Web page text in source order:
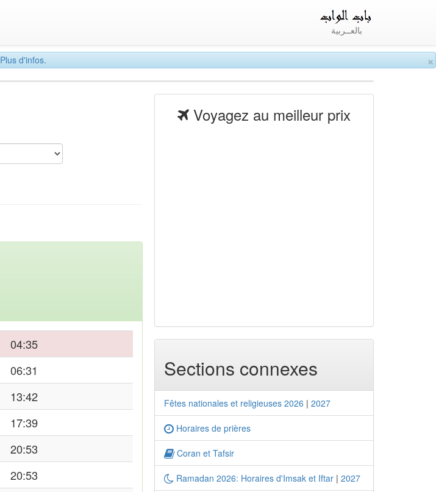
×
Plus d'infos.
بالعــربية
04:35
06:31
13:42
17:39
20:53
20:53
Voyagez au meilleur prix
Sections connexes
Fêtes nationales et religieuses 2026 | 2027
Horaires de prières
Coran et Tafsir
Ramadan 2026: Horaires d'Imsak et Iftar | 2027